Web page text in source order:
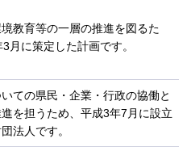
教育等の一層の推進を図るた
月に策定した計画です。
ての県民・企業・行政の協働と
を担うため、平成3年7月に設立
法人です。